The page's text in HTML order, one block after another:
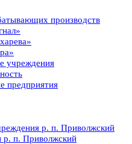
производств
учреждения
предприятия
р. п. Приволжский
р. п. Приволжский